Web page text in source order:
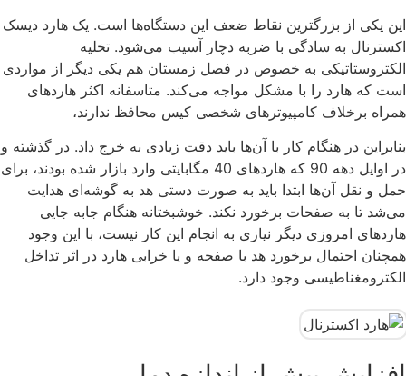
این یکی از بزرگترین نقاط ضعف این دستگاه‌ها است. یک هارد دیسک
اکسترنال به سادگی با ضربه دچار آسیب می‌شود. تخلیه
الکتروستاتیکی به خصوص در فصل زمستان هم یکی دیگر از مواردی
است که هارد را با مشکل مواجه می‌کند. متاسفانه اکثر هاردهای
همراه برخلاف کامپیوترهای شخصی کیس محافظ ندارند،
بنابراین در هنگام کار با آن‌ها باید دقت زیادی به خرج داد. در گذشته و
در اوایل دهه 90 که هاردهای 40 مگابایتی وارد بازار شده بودند، برای
حمل و نقل آن‌ها ابتدا باید به صورت دستی هد به گوشه‌ای هدایت
می‌شد تا به صفحات برخورد نکند. خوشبختانه هنگام جابه جایی
هاردهای امروزی دیگر نیازی به انجام این کار نیست، با این وجود
همچنان احتمال برخورد هد با صفحه و یا خرابی هارد در اثر تداخل
الکترومغناطیسی وجود دارد.